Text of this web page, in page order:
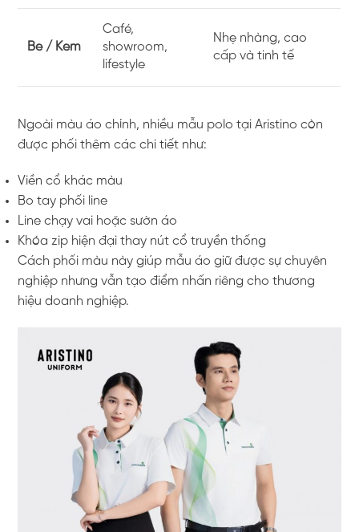
Be / Kem
Café,
showroom,
lifestyle
Nhẹ nhàng, cao
cấp và tinh tế
Ngoài màu áo chính, nhiều mẫu polo tại Aristino còn
được phối thêm các chi tiết như:
Viền cổ khác màu
Bo tay phối line
Line chạy vai hoặc sườn áo
Khóa zip hiện đại thay nút cổ truyền thống
Cách phối màu này giúp mẫu áo giữ được sự chuyên
nghiệp nhưng vẫn tạo điểm nhấn riêng cho thương
hiệu doanh nghiệp.